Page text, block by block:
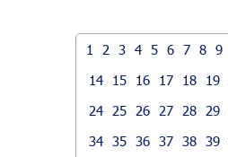
1 2 3 4 5 6 7 8 9
14
15 16 17 18 19
24
25 26 27 28 29
34 35 36 37 38 39